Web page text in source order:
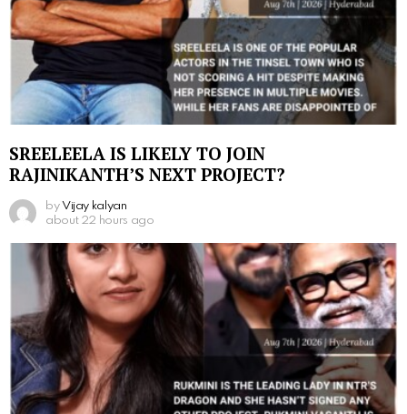
SREELEELA IS LIKELY TO JOIN
RAJINIKANTH’S NEXT PROJECT?
by Vijay kalyan
about 22 hours ago